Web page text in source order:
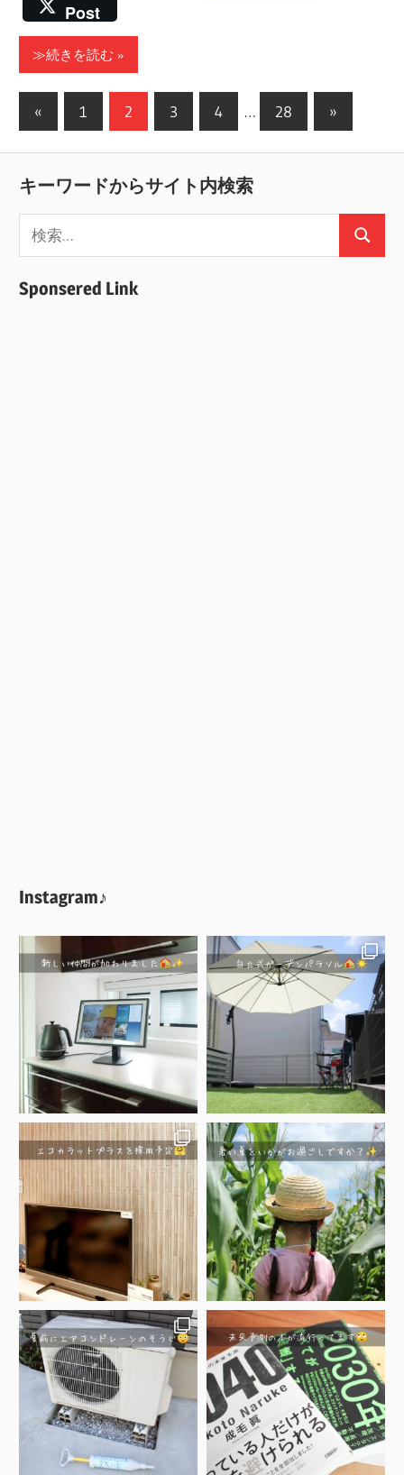
Post
≫続きを読む
投
ナ
ビ
ゲ
ー
«
の
事
1 2 3 4 … 28
次
の
»
キーワードからサイト内検索
索:
検
Sponsered Link
Instagram♪